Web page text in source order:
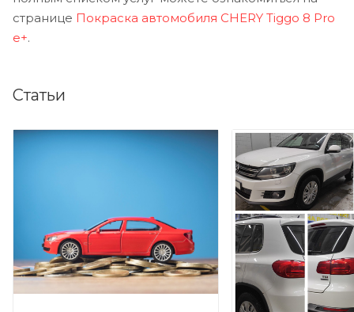
странице Покраска автомобиля CHERY Tiggo 8 Pro
e+.
Статьи